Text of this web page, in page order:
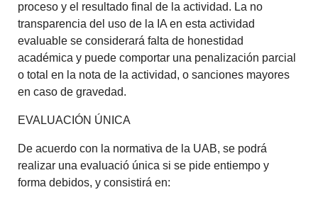
proceso y el resultado final de la actividad. La no
transparencia del uso de la IA en esta actividad
evaluable se considerará falta de honestidad
académica y puede comportar una penalización parcial
o total en la nota de la actividad, o sanciones mayores
en caso de gravedad.
EVALUACIÓN ÚNICA
De acuerdo con la normativa de la UAB, se podrá
realizar una evaluació única si se pide entiempo y
forma debidos, y consistirá en: